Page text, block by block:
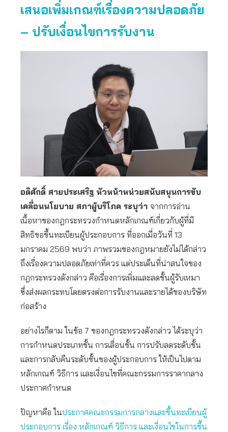
เสนอเพิ่มเกณฑ์เรื่องความปลอดภัย
– ปรับเงื่อนไขการรับงาน
อดิศักดิ์ สายประเสริฐ หัวหน้าหน่วยสนับสนุนการขับ
เคลื่อนนโยบาย สภาผู้บริโภค ระบุว่า จากการอ่าน
เนื้อหาของกฎกระทรวงกำหนดหลักเกณฑ์เกี่ยวกับผู้ที่มี
สิทธิขอขึ้นทะเบียนผู้ประกอบการ ที่ออกเมื่อวันที่ 13
มกราคม 2569 พบว่า ภาพรวมของกฎหมายยังไม่ได้กล่าว
ถึงเรื่องความปลอดภัยเท่าที่ควร แต่ประเด็นที่น่าสนใจของ
กฎกระทรวงดังกล่าว คือเรื่องการเพิ่มและลดชั้นผู้รับเหมา
ซึ่งส่งผลกระทบโดยตรงต่อการรับงานและรายได้ของบริษัท
ก่อสร้าง
อย่างไรก็ตาม ในข้อ 7 ของกฎกระทรวงดังกล่าว ได้ระบุว่า
การกำหนดประเภทชั้น การเลื่อนชั้น การปรับลดระดับชั้น
และการกลับคืนระดับชั้นของผู้ประกอบการ ให้เป็นไปตาม
หลักเกณฑ์ วิธีการ และเงื่อนไขที่คณะกรรมการราคากลาง
ประกาศกำหนด
ปัญหาคือ ในประกาศคณะกรรมการกลางและขึ้นทะเบียนผู้
ประกอบการ เรื่อง หลักเกณฑ์ วิธีการ และเงื่อนไขในการขึ้น